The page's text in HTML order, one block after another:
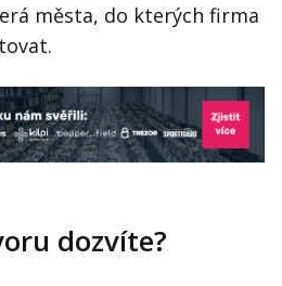
města, do kterých firma
dozvíte?